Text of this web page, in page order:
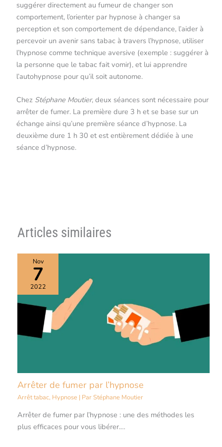
suggérer directement au fumeur de changer son
comportement, l’orienter par hypnose à changer sa
perception et son comportement de dépendance, l’aider à
percevoir un avenir sans tabac à travers l’hypnose, utiliser
l’hypnose comme technique aversive (exemple : suggérer à
la personne que le tabac fait vomir), et lui apprendre
l’autohypnose pour qu’il soit autonome.
Chez Stéphane Moutier, deux séances sont nécessaire pour
arrêter de fumer. La première dure 3 h et se base sur un
échange ainsi qu’une première séance d’hypnose. La
deuxième dure 1 h 30 et est entièrement dédiée à une
séance d’hypnose.
Articles similaires
Nov
7
2022
Arrêter de fumer par l’hypnose
Arrêt tabac, Hypnose | ParStéphane Moutier
Arrêter de fumer par l’hypnose : une des méthodes les
plus efficaces pour vous libérer.…